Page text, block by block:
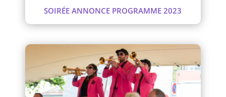
SOIRÉE ANNONCE PROGRAMME 2023